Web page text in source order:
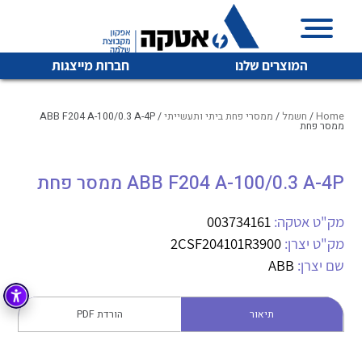
המוצרים שלנו חברות מייצגות
איכות | שרות | זמינות
והפצה של מוצרי
מיתוג, בקרה , ואינסטלציה חשמלית ופעילה ב7 תחומים:
חשמל מיתוג ואינסטלציה חשמלית
בקרה
זיווד
לכל מוצרי היצרן לכל מוצרי היצרן
לכל מוצרי היצרן לכל מוצרי היצרן
Home
/ חשמל / ממסרי פחת ביתי ותעשייתי / ABB F204 A-100/0.3 A-4P
ממסר פחת
ABB F204 A-100/0.3 A-4P ממסר פחת
מק"ט אטקה: 003734161
מק"ט יצרן: 2CSF204101R3900
שם יצרן: ABB
תיאור הורדת PDF